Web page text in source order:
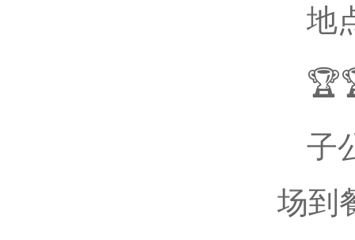
地
子
场到